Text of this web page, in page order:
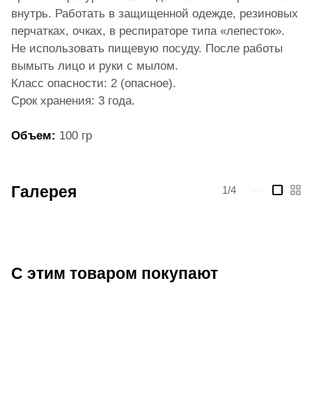
внутрь. Работать в защищенной одежде, резиновых
перчатках, очках, в респираторе типа «лепесток».
Не использовать пищевую посуду. После работы
вымыть лицо и руки с мылом.
Класс опасности: 2 (опасное).
Срок хранения: 3 года.
Объем: 100 гр
Галерея 1/4
С этим товаром покупают